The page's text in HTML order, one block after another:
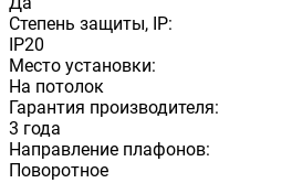
Степень защиты, IP:
IP20
Место установки:
На потолок
Гарантия производителя:
3 года
Направление плафонов:
Поворотное